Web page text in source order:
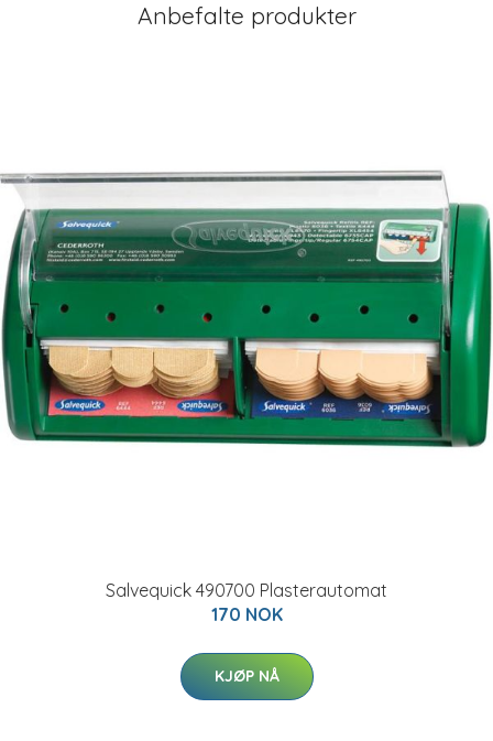
Anbefalte produkter
Salvequick 490700 Plasterautomat
170 NOK
KJØP NÅ